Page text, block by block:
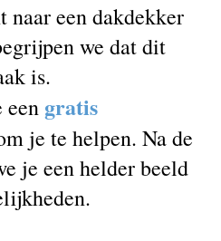
naar een dakdekker
we dat dit
is.
een gratis
je te helpen. Na de
je een helder beeld